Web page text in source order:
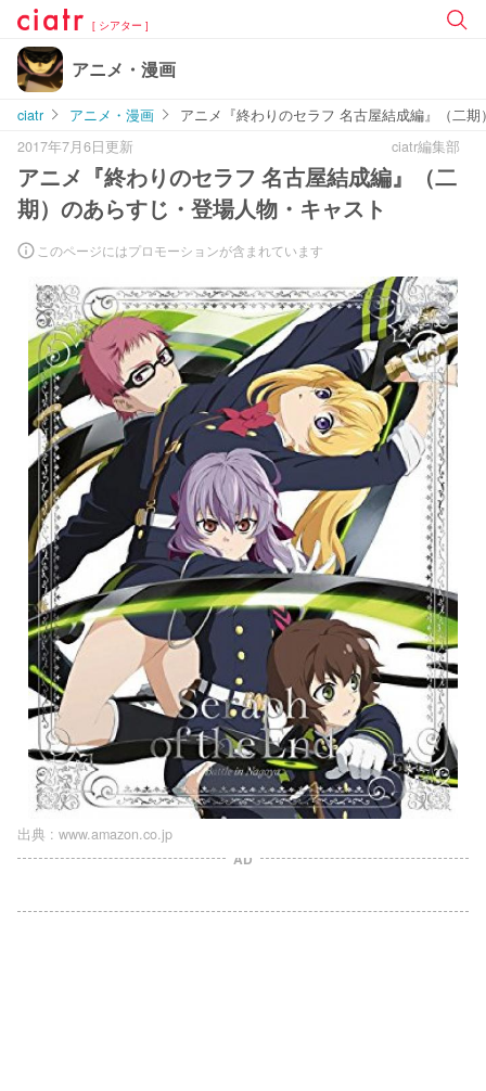
[ シアター ]
アニメ・漫画
ciatr アニメ・漫画
アニメ『終わりのセラフ 名古屋結成編』（二
2017年7月6日更新
ciatr編集部
アニメ『終わりのセラフ 名古屋結成編』（二
期）のあらすじ・登場人物・キャスト
このページにはプロモーションが含まれています
出典 : www.amazon.co.jp
AD